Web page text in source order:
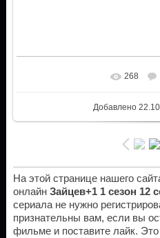
268
Добавлено
На этой странице нашего
онлайн Зайцев+1 1 сезон 12
сериала не нужно
признательны вам, если вы
фильме и поставите лайк.